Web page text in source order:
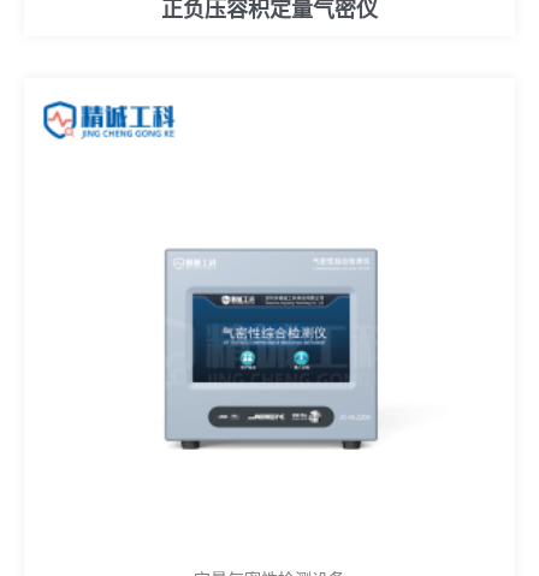
正负压容积定量气密仪